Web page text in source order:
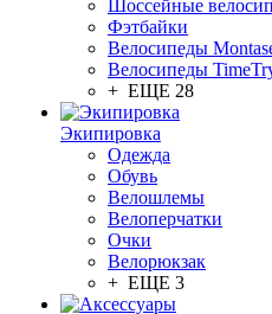
Шоссейные
Фэтбайки
Велосипеды
Велосипеды
+ ЕЩЕ 28
Экипировка
Одежда
Обувь
Велошлемы
Велоперчатки
Очки
Велорюкзак
+ ЕЩЕ 3